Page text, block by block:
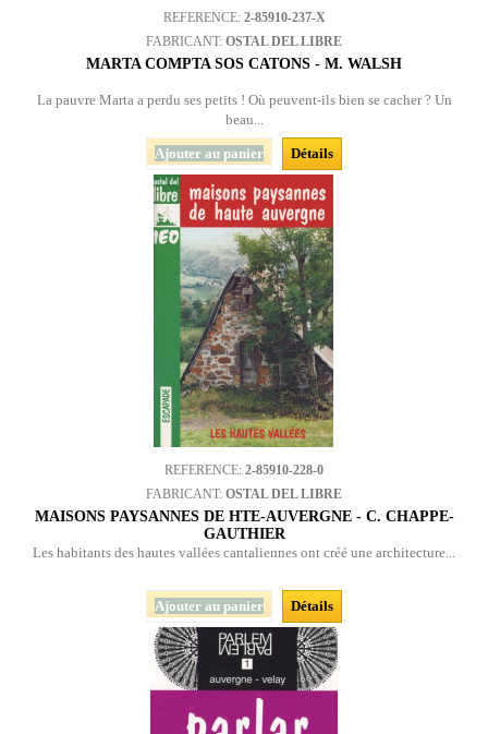
REFERENCE: 2-85910-237-X
FABRICANT: OSTAL DEL LIBRE
MARTA COMPTA SOS CATONS - M. WALSH
La pauvre Marta a perdu ses petits ! Où peuvent-ils bien se cacher ? Un
beau...
Ajouter au panier Détails
REFERENCE: 2-85910-228-0
FABRICANT: OSTAL DEL LIBRE
MAISONS PAYSANNES DE HTE-AUVERGNE - C. CHAPPE-
GAUTHIER
Les habitants des hautes vallées cantaliennes ont créé une architecture...
Ajouter au panier Détails